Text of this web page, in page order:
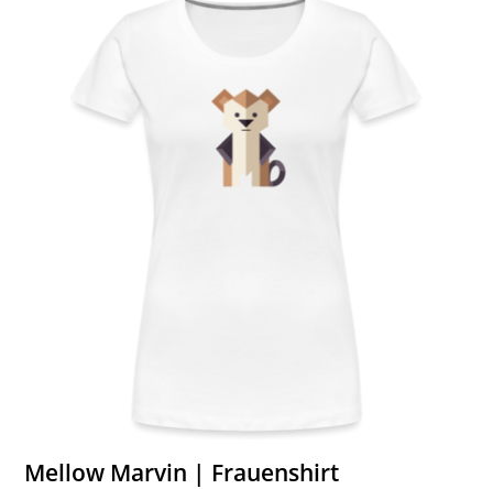
Mellow Marvin | Frauenshirt